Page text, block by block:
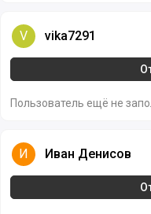
vika7291
V vika7291
Пользователь ещё не
Иван Денисов
И Иван Денисов